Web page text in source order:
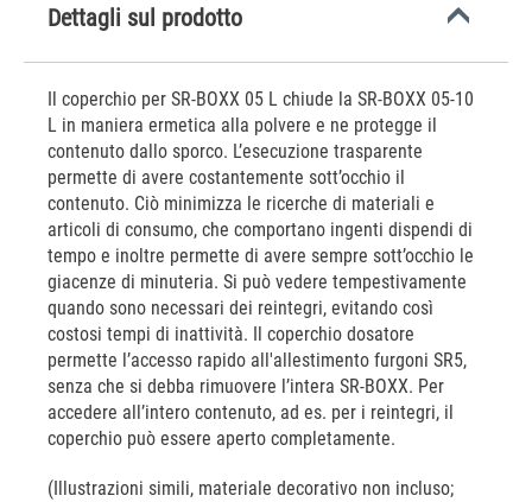
Dettagli sul prodotto
Il coperchio per SR-BOXX 05 L chiude la SR-BOXX 05-10
L in maniera ermetica alla polvere e ne protegge il
contenuto dallo sporco. L’esecuzione trasparente
permette di avere costantemente sott’occhio il
contenuto. Ciò minimizza le ricerche di materiali e
articoli di consumo, che comportano ingenti dispendi di
tempo e inoltre permette di avere sempre sott’occhio le
giacenze di minuteria. Si può vedere tempestivamente
quando sono necessari dei reintegri, evitando così
costosi tempi di inattività. Il coperchio dosatore
permette l’accesso rapido all'allestimento furgoni SR5,
senza che si debba rimuovere l’intera SR-BOXX. Per
accedere all’intero contenuto, ad es. per i reintegri, il
coperchio può essere aperto completamente.
(Illustrazioni simili, materiale decorativo non incluso;